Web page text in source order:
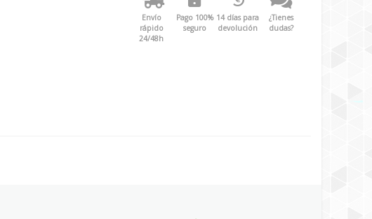
Envío
rápido
24/48h
Pago 100%
seguro
14 días para
devolución
¿Tienes
dudas?